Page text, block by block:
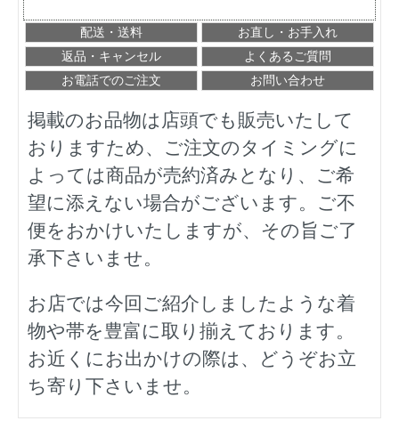
配送・送料
お直し・お手入れ
返品・キャンセル
よくあるご質問
お電話でのご注文
お問い合わせ
掲載のお品物は店頭でも販売いたして
おりますため、ご注文のタイミングに
よっては商品が売約済みとなり、ご希
望に添えない場合がございます。ご不
便をおかけいたしますが、その旨ご了
承下さいませ。
お店では今回ご紹介しましたような着
物や帯を豊富に取り揃えております。
お近くにお出かけの際は、どうぞお立
ち寄り下さいませ。